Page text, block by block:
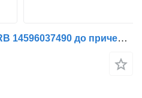
Вісь SAF SKRS 9042 SKRB 14596037490 до причепа SAF 14596037490